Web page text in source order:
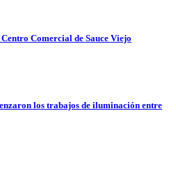
Comercial de Sauce Viejo
los trabajos de iluminación entre